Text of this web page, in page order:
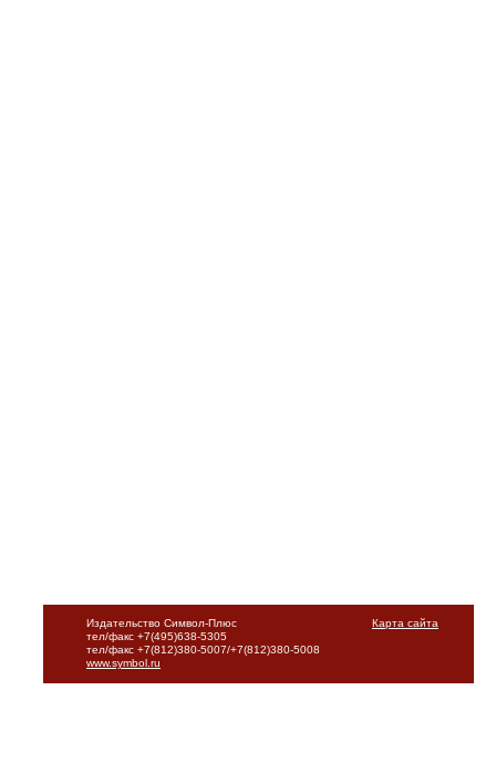
Карта сайта
Издательство Символ-Плюс
тел/факс +7(495)638-5305
тел/факс +7(812)380-5007/+7(812)380-5008
www.symbol.ru